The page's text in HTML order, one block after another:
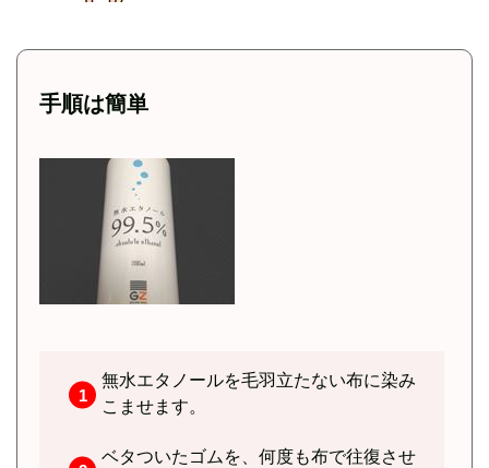
手順は簡単
無水エタノールを毛羽立たない布に染み
こませます。
ベタついたゴムを、何度も布で往復させ